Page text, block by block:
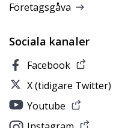
Företagsgåva
Sociala kanaler
Facebook
X (tidigare Twitter)
Youtube